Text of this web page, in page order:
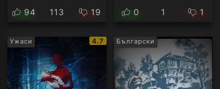
94 113 19 0 1 1
Ужаси
IMDb
рейтинг:
4.7 Български